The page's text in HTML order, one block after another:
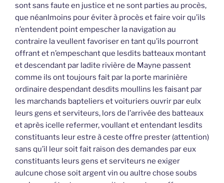
sont sans faute en justice et ne sont parties au procès,
que néanlmoins pour éviter à procès et faire voir qu’ils
n’entendent point empescher la navigation au
contraire la veullent favoriser en tant qu’ils pourront
offrant et n’empeschant que lesdits batteaux montant
et descendant par ladite rivière de Mayne passent
comme ils ont toujours fait par la porte marinière
ordinaire despendant desdits moullins les faisant par
les marchands bapteliers et voituriers ouvrir par eulx
leurs gens et serviteurs, lors de l’arrivée des batteaux
et après icelle refermer, voullant et entendant lesdits
constituants leur estre à ceste offre prester (attention)
sans qu’il leur soit fait raison des demandes par eux
constituants leurs gens et serviteurs ne exiger
aulcune chose soit argent vin ou aultre chose soubs